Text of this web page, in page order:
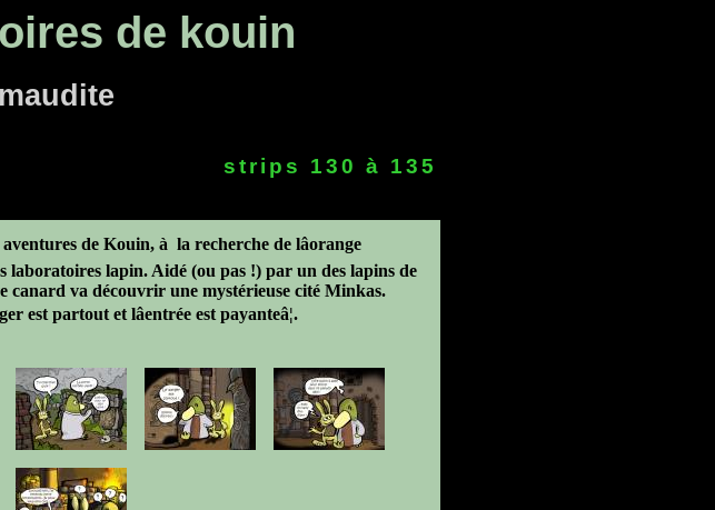
de kouin
strips 130 à 135
de Kouin, à la recherche de lâorange
laboratoires lapin. Aidé (ou pas !) par un des lapins de
canard va découvrir une mystérieuse cité Minkas.
est partout et lâentrée est payanteâ¦.